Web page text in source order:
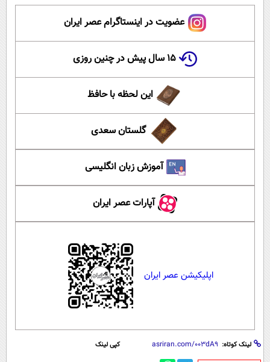
عضویت در اینستاگرام عصر ایران
۱۵ سال پیش در چنین روزی
این لحظه با حافظ
گلستان سعدی
آموزش زبان انگلیسی
آپارات عصر ایران
اپلیکیشن عصر ایران
لینک کوتاه: کپی لینک